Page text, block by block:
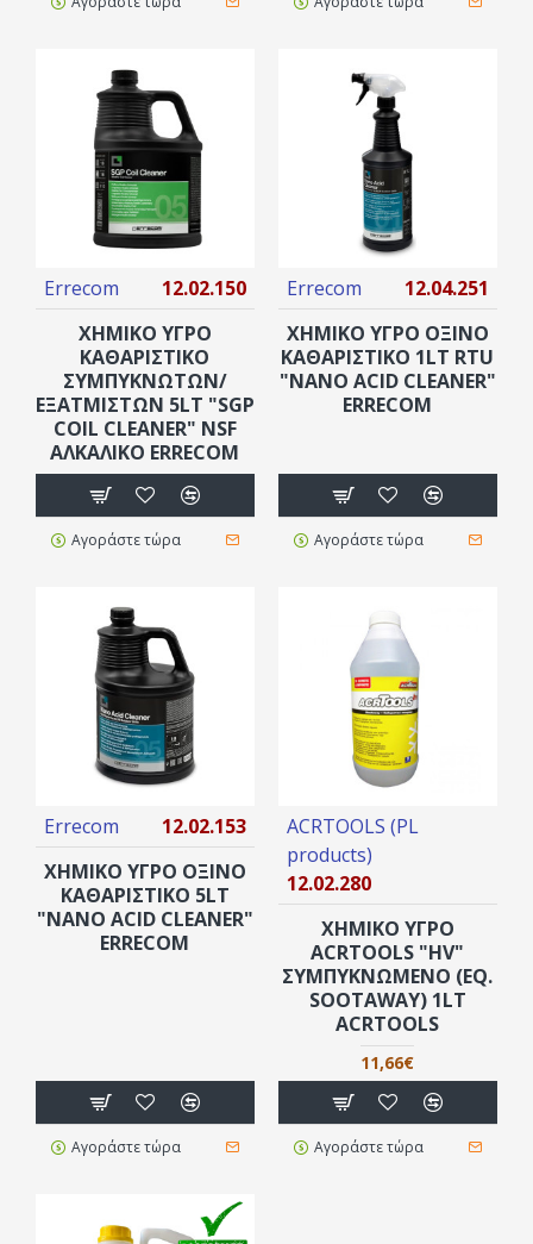
Errecom
12.02.150
ΧΗΜΙΚΟ ΥΓΡΟ
ΚΑΘΑΡΙΣΤΙΚΌ
ΣΥΜΠΥΚΝΩΤΏΝ/
ΕΞΑΤΜΙΣΤΏΝ 5LT "SGP
COIL CLEANER" NSF
ΑΛΚΑΛΙΚΟ ERRECOM
Αγοράστε τώρα
Errecom
12.04.251
ΧΗΜΙΚΟ ΥΓΡΟ ΌΞΙΝΟ
ΚΑΘΑΡΙΣΤΙΚΌ 1LT RTU
"NANO ACID CLEANER"
ERRECOM
Αγοράστε τώρα
Errecom
12.02.153
ΧΗΜΙΚΟ ΥΓΡΟ ΌΞΙΝΟ
ΚΑΘΑΡΙΣΤΙΚΌ 5LT
"NANO ACID CLEANER"
ERRECOM
Αγοράστε τώρα
ACRTOOLS (PL
products)
12.02.280
ΧΗΜΙΚΟ ΥΓΡΟ
ACRTOOLS "HV"
ΣΥΜΠΥΚΝΩΜΈΝΟ (ΕQ.
SOOTAWAY) 1LT
ACRTOOLS
11,66€
Αγοράστε τώρα